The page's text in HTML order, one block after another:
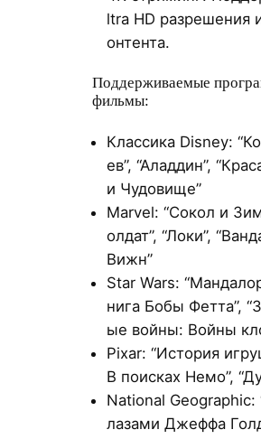
ltra HD разрешения
онтента.
Поддерживаемые
фильмы:
Классика Disney:
ев”, “Аладдин”,
и Чудовище”
Marvel: “Сокол и
олдат”, “Локи”,
Вижн”
Star Wars:
нига Бобы Фетта”,
ые войны: Войны
Pixar: “История
В поисках Немо”,
National Geographic:
лазами Джеффа